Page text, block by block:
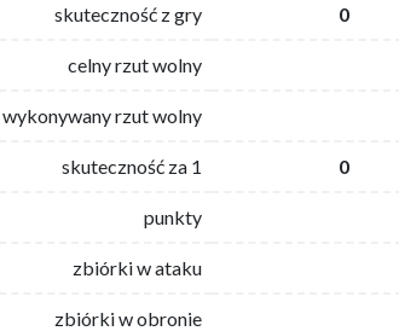
skuteczność z gry 0
celny rzut wolny
wykonywany rzut wolny
skuteczność za 1 0
punkty
zbiórki w ataku
zbiórki w obronie